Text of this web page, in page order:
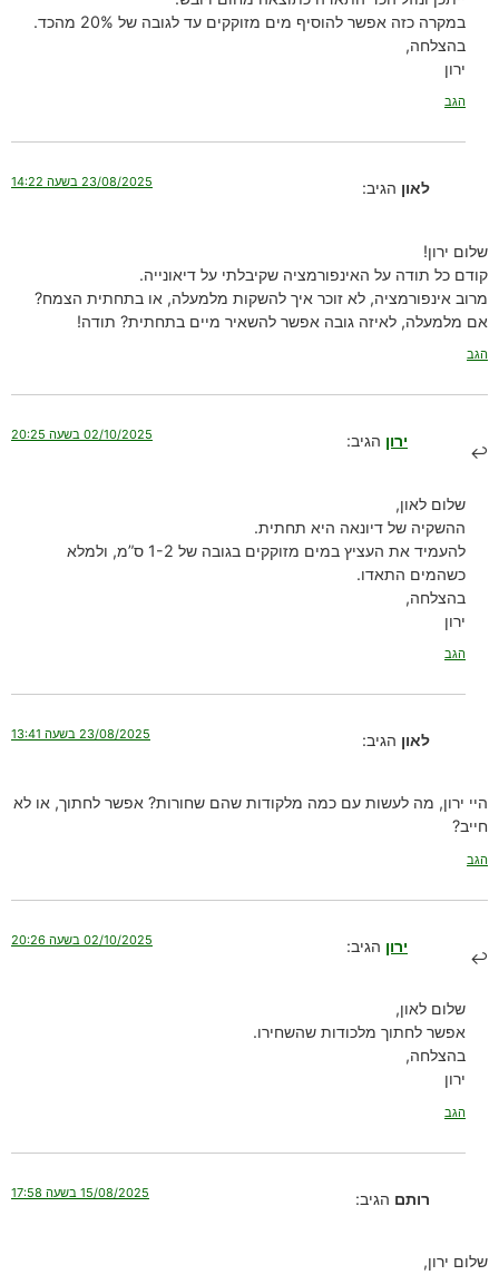
במקרה כזה אפשר להוסיף מים מזוקקים עד לגובה של 20% מהכד.
בהצלחה,
ירון
הגב
לאון הגיב: 23/08/2025 בשעה 14:22
שלום ירון!
קודם כל תודה על האינפורמציה שקיבלתי על דיאונייה.
מרוב אינפורמציה, לא זוכר איך להשקות מלמעלה, או בתחתית הצמח?
אם מלמעלה, לאיזה גובה אפשר להשאיר מיים בתחתית? תודה!
הגב
ירון הגיב: 02/10/2025 בשעה 20:25
שלום לאון,
ההשקיה של דיונאה היא תחתית.
להעמיד את העציץ במים מזוקקים בגובה של 1-2 ס”מ, ולמלא
כשהמים התאדו.
בהצלחה,
ירון
הגב
לאון הגיב: 23/08/2025 בשעה 13:41
היי ירון, מה לעשות עם כמה מלקודות שהם שחורות? אפשר לחתוך, או לא
חייב?
הגב
ירון הגיב: 02/10/2025 בשעה 20:26
שלום לאון,
אפשר לחתוך מלכודות שהשחירו.
בהצלחה,
ירון
הגב
רותם הגיב: 15/08/2025 בשעה 17:58
שלום ירון,